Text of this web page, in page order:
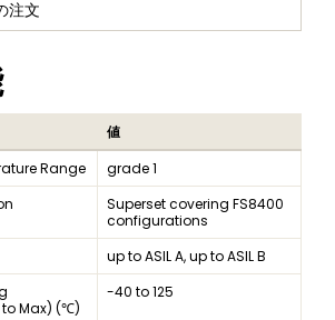
注文
値
Range
grade 1
Superset covering FS8400
configurations
up to ASIL A, up to ASIL B
to Max) (℃)
-40 to 125